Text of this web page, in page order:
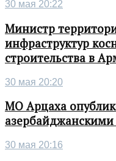
30 мая 20:22
Министр
инфраструктур
строительства в
30 мая 20:20
МО Арцаха
30 мая 20:16